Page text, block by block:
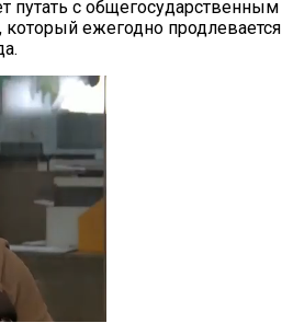
путать с общегосударственным
ежегодно продлевается